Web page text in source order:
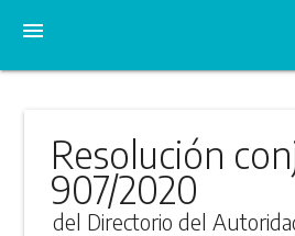
menu
Resolución
907/2020
del Directorio del